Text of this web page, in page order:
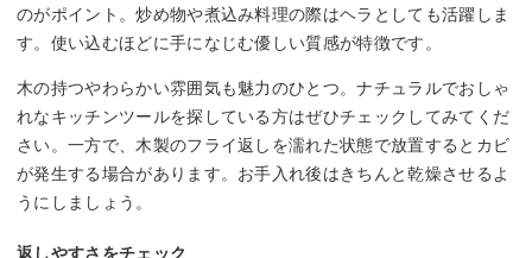
のがポイント。炒め物や煮込み料理の際はヘラとしても活躍しま
す。使い込むほどに手になじむ優しい質感が特徴です。
木の持つやわらかい雰囲気も魅力のひとつ。ナチュラルでおしゃ
れなキッチンツールを探している方はぜひチェックしてみてくだ
さい。一方で、木製のフライ返しを濡れた状態で放置するとカビ
が発生する場合があります。お手入れ後はきちんと乾燥させるよ
うにしましょう。
返しやすさをチェック